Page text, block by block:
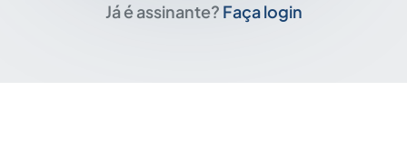
Já é assinante? Faça login